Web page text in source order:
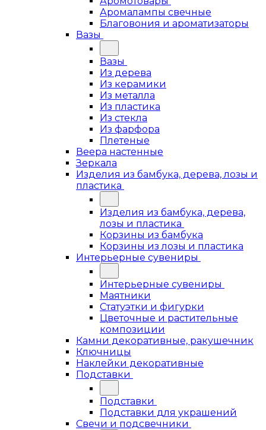
Аромалампы свечные
Благовония и ароматизаторы
Вазы
Вазы
Из дерева
Из керамики
Из металла
Из пластика
Из стекла
Из фарфора
Плетеные
Веера настенные
Зеркала
Изделия из бамбука, дерева, лозы и
пластика
Изделия из бамбука, дерева,
лозы и пластика
Корзины из бамбука
Корзины из лозы и пластика
Интерьерные сувениры
Интерьерные сувениры
Маятники
Статуэтки и фигурки
Цветочные и растительные
композиции
Камни декоративные, ракушечник
Ключницы
Наклейки декоративные
Подставки
Подставки
Подставки для украшений
Свечи и подсвечники